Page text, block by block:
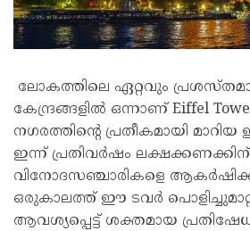
ലോകത്തിലെ ഏറ്റവും
കേന്ദ്രങ്ങളിൽ ഒന്നാണ് Eiffel
നഗരത്തിന്റെ പ്രതീകമായി
ഇന്ന് പ്രതിവർഷം ലക്ഷക്കണക്കിന്
വിനോദസഞ്ചാരികളെ
ഒരുകാലത്ത് ഈ ടവർ
ആവശ്യപ്പെട്ട് ശക്തമായ